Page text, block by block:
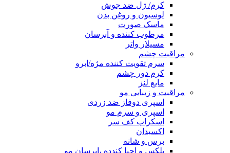
کرم/ ژل ضد جوش
لوسیون و روغن بدن
ماسک صورت
مرطوب کننده و آبرسان
مسیلار واتر
مراقبت چشم
سرم تقویت کننده مژه/ابرو
کرم دور چشم
مایع لنز
مراقبت و زیبایی مو
اسپری دوفاز ضد زردی
اسپری و سرم مو
اسکراب کف سر
اکسیدان
برس و شانه
پلکس و احیا کندده ،ابرسان مو